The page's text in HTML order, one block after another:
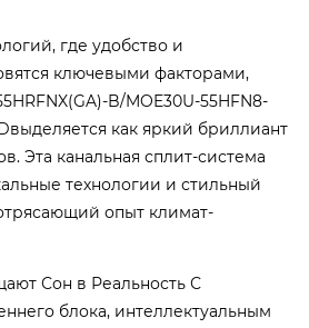
где удобство и
ключевыми факторами,
B/MOE30U-55HFN8-
как яркий бриллиант
Эта канальная сплит-система
технологии и стильный
опыт климат-
Сон в Реальность С
блока, интеллектуальным